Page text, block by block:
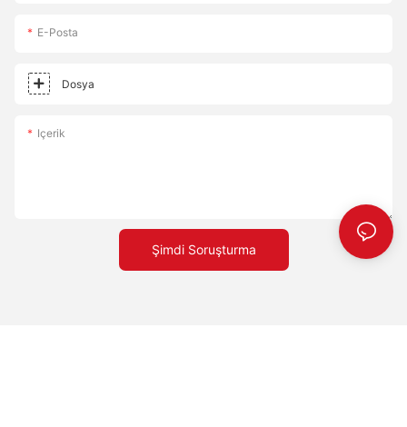
E-Posta
Dosya
Içerik
Şimdi Soruşturma